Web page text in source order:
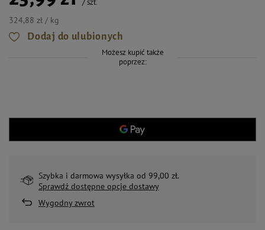
/szt.
324,88 zł / kg
Dodaj do ulubionych
Możesz kupić także
poprzez:
Szybka i darmowa wysyłka od 99,00 zł.
Sprawdź dostępne opcje dostawy
Wygodny zwrot